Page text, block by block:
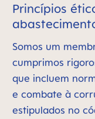
Princípios
Somos um
cumprimos
que incluem
e combate à
estipulados no